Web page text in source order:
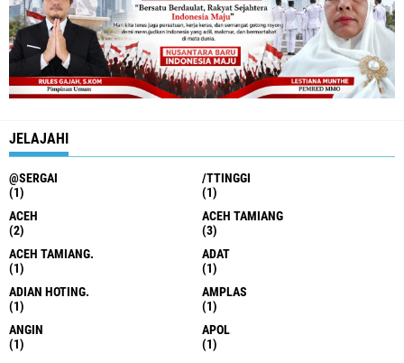
Pelaku Pembobol Ruko dan Curanmor
Ditangkap Polsek Binjai Timur*